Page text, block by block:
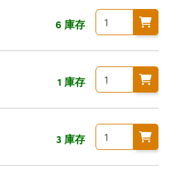
6 庫存
1 庫存
3 庫存